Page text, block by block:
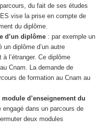
du fait de ses études
vise la prise en compte de
du diplôme.
d’un diplôme: par exemple un
diplôme d’un autre
l’étranger. Ce diplôme
Cnam. La demande de
de formation au Cnam au
d’enseignement du
dans un parcours de
deux modules